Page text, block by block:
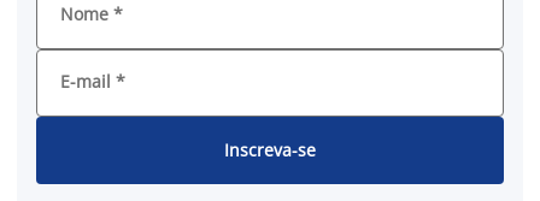
Nome *
E-mail *
Inscreva-se